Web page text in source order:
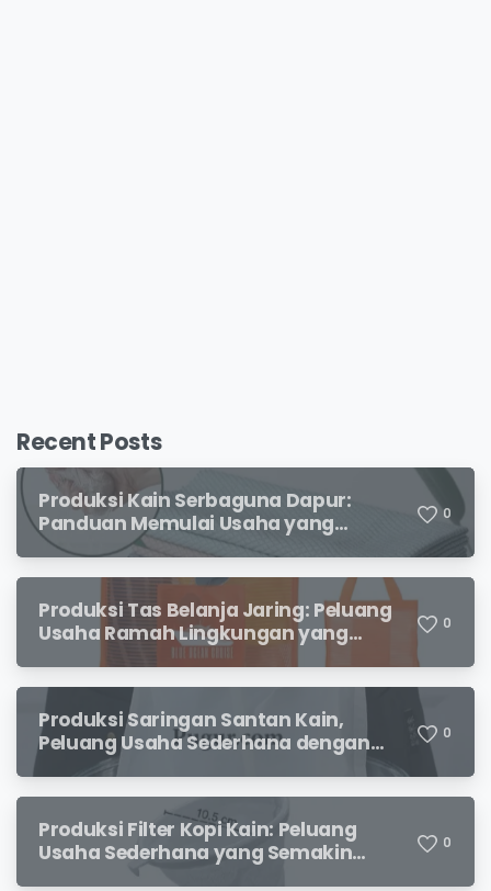
Recent Posts
Produksi Kain Serbaguna Dapur:
Panduan Memulai Usaha yang
Menjanjikan untuk Pebisnis Pemula
0
Produksi Tas Belanja Jaring: Peluang
Usaha Ramah Lingkungan yang
0
Produksi Saringan Santan Kain,
Peluang Usaha Sederhana dengan
Permintaan yang Terus Meningkat
0
Produksi Filter Kopi Kain: Peluang
Usaha Sederhana yang Semakin
Diminati Pecinta Kopi
0